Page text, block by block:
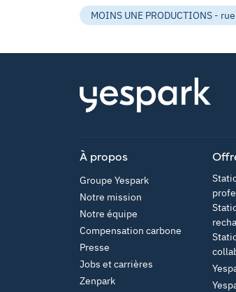
MOINS UNE PRODUCTIONS -
À propos
Groupe Yespark
Notre mission
Notre équipe
Compensation carbone
Presse
Jobs et carrières
Zenpark